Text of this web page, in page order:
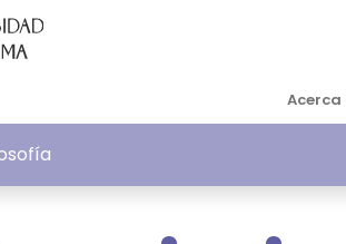
Acerca